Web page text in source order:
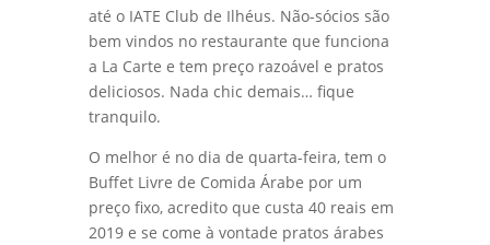
Se quiser ter um almoço TOP, que tal ir
até o IATE Club de Ilhéus. Não-sócios são
bem vindos no restaurante que funciona
a La Carte e tem preço razoável e pratos
deliciosos. Nada chic demais… fique
O melhor é no dia de quarta-feira, tem o
Buffet Livre de Comida Árabe por um
preço fixo, acredito que custa 40 reais em